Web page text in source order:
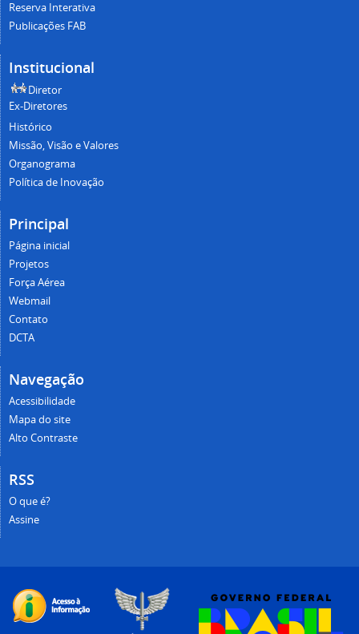
Reserva Interativa
Publicações FAB
Institucional
Diretor
Ex-Diretores
Histórico
Missão, Visão e Valores
Organograma
Política de Inovação
Principal
Página inicial
Projetos
Força Aérea
Webmail
Contato
DCTA
Navegação
Acessibilidade
Mapa do site
Alto Contraste
RSS
O que é?
Assine